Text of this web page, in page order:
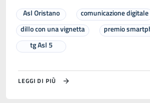
Asl Oristano
comunicazione digitale
dillo con una vignetta
premio
tg Asl 5
LEGGI DI PIÙ